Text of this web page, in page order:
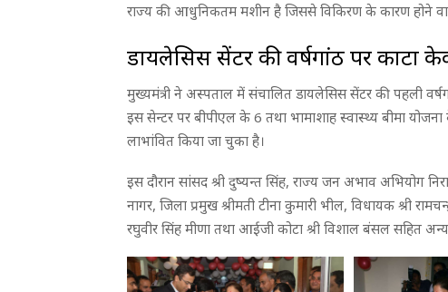
राज्य की आधुनिकतम मशीन है जिससे विकिरण के कारण होने
डायलेसिस सेंटर की वर्षगांठ पर काटा
मुख्यमंत्री ने अस्पताल में संचालित डायलेसिस सेंटर की पहली
इस सेन्टर पर बीपीएल के 6 तथा भामाशाह स्वास्थ्य बीमा
लाभांवित किया जा चुका है।
इस दौरान सांसद श्री दुष्यन्त सिंह, राज्य जन अभाव अभियोग
नागर, जिला प्रमुख श्रीमती टीना कुमारी भील, विधायक श्री
रघुवीर सिंह मीणा तथा आईजी कोटा श्री विशाल बंसल सहित